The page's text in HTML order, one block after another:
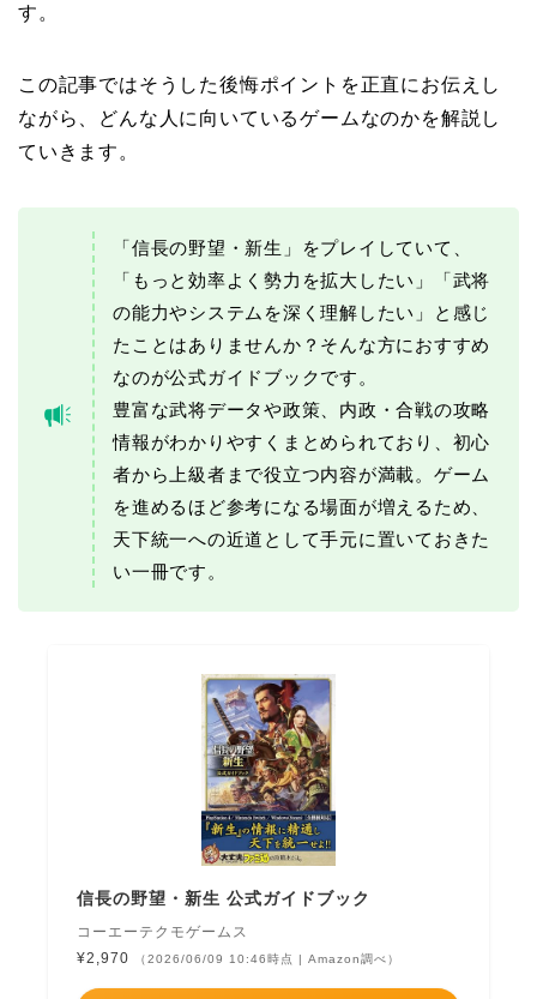
す。
この記事ではそうした後悔ポイントを正直にお伝えし
ながら、どんな人に向いているゲームなのかを解説し
ていきます。
「信長の野望・新生」をプレイしていて、
「もっと効率よく勢力を拡大したい」「武将
の能力やシステムを深く理解したい」と感じ
たことはありませんか？そんな方におすすめ
なのが公式ガイドブックです。
豊富な武将データや政策、内政・合戦の攻略
情報がわかりやすくまとめられており、初心
者から上級者まで役立つ内容が満載。ゲーム
を進めるほど参考になる場面が増えるため、
天下統一への近道として手元に置いておきた
い一冊です。
信長の野望・新生 公式ガイドブック
コーエーテクモゲームス
¥2,970
（2026/06/09 10:46時点 | Amazon調べ）